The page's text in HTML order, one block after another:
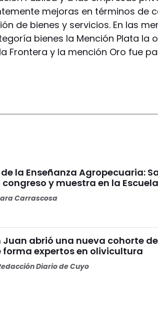
mejoras en términos de
de bienes y servicios. En las
bienes la Mención Plata la
Frontera y la mención Oro fue
la Enseñanza Agropecuaria:
congreso y muestra en la
Carrascosa
Juan abrió una nueva cohorte
forma expertos en olivicultura
Diario de Cuyo